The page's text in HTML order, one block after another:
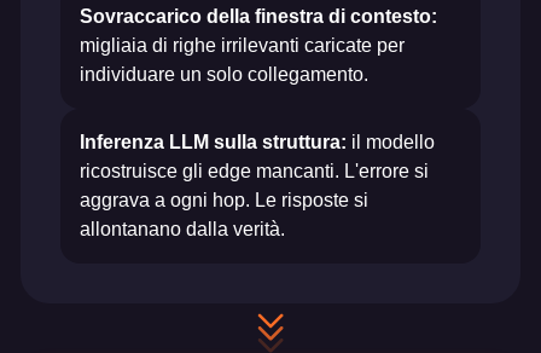
Sovraccarico della finestra di contesto:
migliaia di righe irrilevanti caricate per
individuare un solo collegamento.
Inferenza LLM sulla struttura: il modello
ricostruisce gli edge mancanti. L'errore si
aggrava a ogni hop. Le risposte si
allontanano dalla verità.